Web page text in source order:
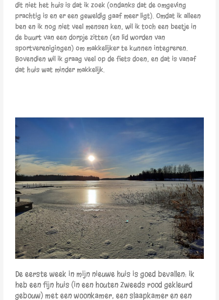
dit niet het huis is dat ik zoek (ondanks dat de omgeving
prachtig is en er een geweldig gaaf meer ligt). Omdat ik alleen
ben en ik nog niet veel mensen ken, wil ik toch een beetje in
de buurt van een dorpje zitten (en lid worden van
sportverenigingen) om makkelijker te kunnen integreren.
Bovendien wil ik graag veel op de fiets doen, en dat is vanaf
dat huis wat minder makkelijk.
De eerste week in mijn nieuwe huis is goed bevallen: ik
heb een fijn huis (in een houten Zweeds rood gekleurd
gebouw) met een woonkamer, een slaapkamer en een